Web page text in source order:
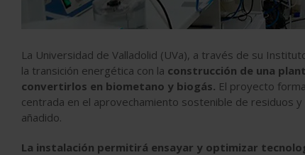
La Universidad de Valladolid (UVa), a través de su
la transición energética con la construcción de una
convertirlos en biometano y biogás. El proyecto
centrada en el aprovechamiento sostenible de residuos
añadido.
La instalación permitirá ensayar y optimizar